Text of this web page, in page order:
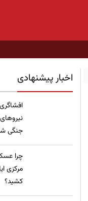
اخبار پیشنهادی
جنگی
چرا
مرکزی
کشید؟